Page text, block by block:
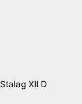
Stalag XII D